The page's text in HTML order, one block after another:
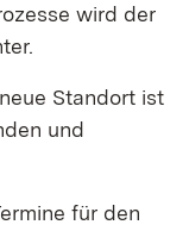
wird der
Standort ist
und
für den